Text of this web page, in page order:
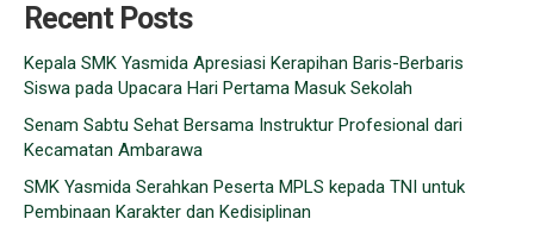
Recent Posts
Kepala SMK Yasmida Apresiasi Kerapihan Baris-Berbaris
Siswa pada Upacara Hari Pertama Masuk Sekolah
Senam Sabtu Sehat Bersama Instruktur Profesional dari
Kecamatan Ambarawa
SMK Yasmida Serahkan Peserta MPLS kepada TNI untuk
Pembinaan Karakter dan Kedisiplinan